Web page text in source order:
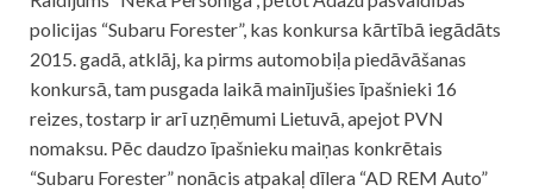
policijas “Subaru Forester”, kas konkursa kārtībā iegādāts
2015. gadā, atklāj, ka pirms automobiļa piedāvāšanas
konkursā, tam pusgada laikā mainījušies īpašnieki 16
reizes, tostarp ir arī uzņēmumi Lietuvā, apejot PVN
nomaksu. Pēc daudzo īpašnieku maiņas konkrētais
“Subaru Forester” nonācis atpakaļ dīlera “AD REM Auto”